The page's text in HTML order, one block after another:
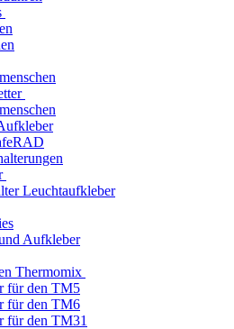
Leuchtaufkleber
Aufkleber
Thermomix
für den TM5
für den TM6
für den TM31